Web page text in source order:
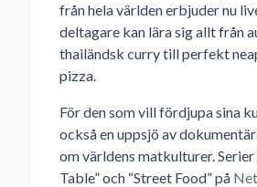
från hela världen erbjuder nu
deltagare kan lära sig allt från
thailändsk curry till perfekt
pizza.
För den som vill fördjupa sina
också en uppsjö av
om världens matkulturer. Serier
Table” och “Street Food” på